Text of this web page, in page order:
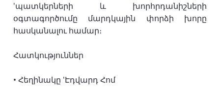
'պատկերների և խորհրդանիշների
օգտագործումը մարդկային փորձի խորը
հասկանալու համար։
Հատկություններ
• Հեղինակը 'Էդվարդ Հոմ